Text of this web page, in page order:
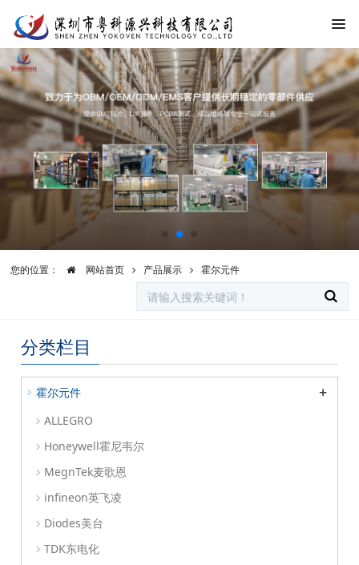
您的位置： 网站首页 产品展示 霍尔元件
分类栏目
霍尔元件 +
ALLEGRO
Honeywell霍尼韦尔
MegnTek麦歌恩
infineon英飞凌
Diodes美台
TDK东电化